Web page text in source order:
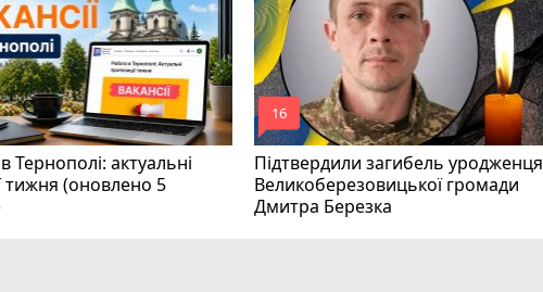
Тернополі: актуальні
тижня (оновлено 5
Підтвердили загибель уродженця
Великоберезовицької громади
Дмитра Березка
mode_comment
16